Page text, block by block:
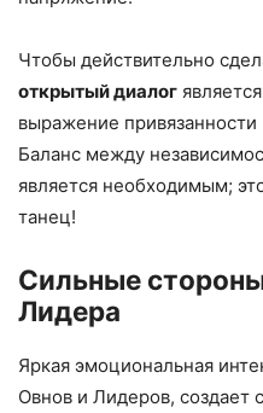
Чтобы действительно
открытый диалог
выражение привязанности
Баланс между
является необходимым;
танец!
Сильные
Лидера
Яркая эмоциональная
Овнов и Лидеров, создает